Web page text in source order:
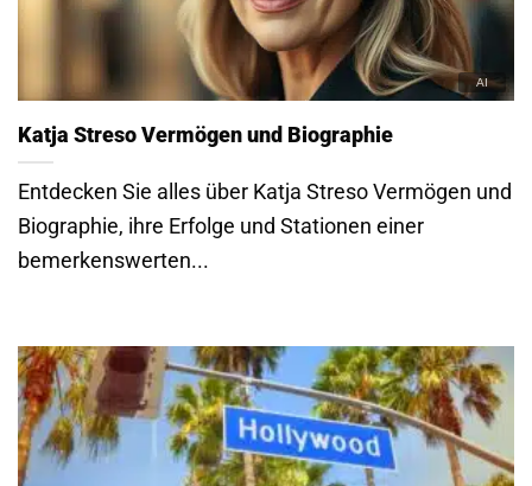
Katja Streso Vermögen und Biographie
Entdecken Sie alles über Katja Streso Vermögen und
Biographie, ihre Erfolge und Stationen einer
bemerkenswerten...